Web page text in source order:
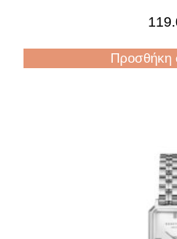
Προσθήκη